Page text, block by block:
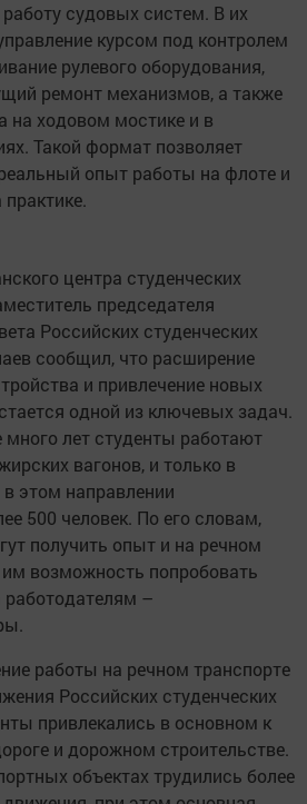
судовых систем. В их
курсом под контролем
рулевого оборудования,
ремонт механизмов, а также
на ходовом мостике и в
Такой формат позволяет
опыт работы на флоте и
центра студенческих
председателя
Российских студенческих
сообщил, что расширение
и привлечение новых
одной из ключевых задач.
лет студенты работают
вагонов, и только в
этом направлении
500 человек. По его словам,
получить опыт и на речном
им возможность попробовать
работодателям –
работы на речном транспорте
Российских студенческих
привлекались в основном к
и дорожном строительстве.
объектах трудились более